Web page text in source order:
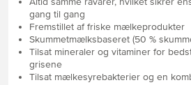
gang til gang
Fremstillet af friske mælkeprodukter
Skummetmælksbaseret (50 %
Tilsat mineraler og vitaminer for
grisene
Tilsat mælkesyrebakterier og en